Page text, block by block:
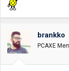
brankko
PCAXE